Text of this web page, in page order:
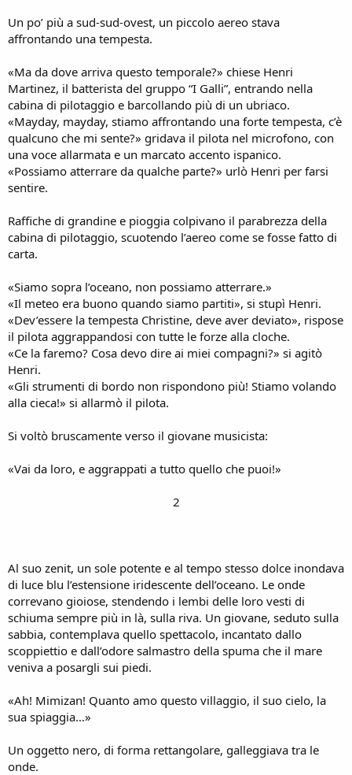
Un po’ più a sud-sud-ovest, un piccolo aereo stava
affrontando una tempesta.
«Ma da dove arriva questo temporale?» chiese Henri
Martinez, il batterista del gruppo “I Galli”, entrando nella
cabina di pilotaggio e barcollando più di un ubriaco.
«Mayday, mayday, stiamo affrontando una forte tempesta, c’è
qualcuno che mi sente?» gridava il pilota nel microfono, con
una voce allarmata e un marcato accento ispanico.
«Possiamo atterrare da qualche parte?» urlò Henri per farsi
sentire.
Raffiche di grandine e pioggia colpivano il parabrezza della
cabina di pilotaggio, scuotendo l’aereo come se fosse fatto di
carta.
«Siamo sopra l’oceano, non possiamo atterrare.»
«Il meteo era buono quando siamo partiti», si stupì Henri.
«Dev’essere la tempesta Christine, deve aver deviato», rispose
il pilota aggrappandosi con tutte le forze alla cloche.
«Ce la faremo? Cosa devo dire ai miei compagni?» si agitò
Henri.
«Gli strumenti di bordo non rispondono più! Stiamo volando
alla cieca!» si allarmò il pilota.
Si voltò bruscamente verso il giovane musicista:
«Vai da loro, e aggrappati a tutto quello che puoi!»
2
Al suo zenit, un sole potente e al tempo stesso dolce inondava
di luce blu l’estensione iridescente dell’oceano. Le onde
correvano gioiose, stendendo i lembi delle loro vesti di
schiuma sempre più in là, sulla riva. Un giovane, seduto sulla
sabbia, contemplava quello spettacolo, incantato dallo
scoppiettio e dall’odore salmastro della spuma che il mare
veniva a posargli sui piedi.
«Ah! Mimizan! Quanto amo questo villaggio, il suo cielo, la
sua spiaggia…»
Un oggetto nero, di forma rettangolare, galleggiava tra le
onde.